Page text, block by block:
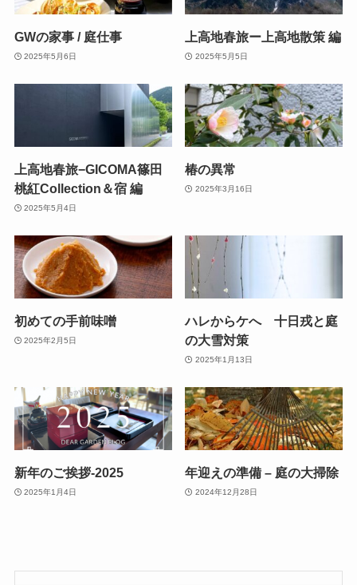
GWの家事 / 庭仕事
2025年5月6日
上高地春旅ー上高地散策 編
2025年5月5日
上高地春旅−GICOMA篠田
桃紅Collection＆宿 編
2025年5月4日
椿の異常
2025年3月16日
初めての手前味噌
2025年2月5日
ハレからケへ 十日戎と庭
の大雪対策
2025年1月13日
新年のご挨拶-2025
2025年1月4日
年迎えの準備 – 庭の大掃除
2024年12月28日